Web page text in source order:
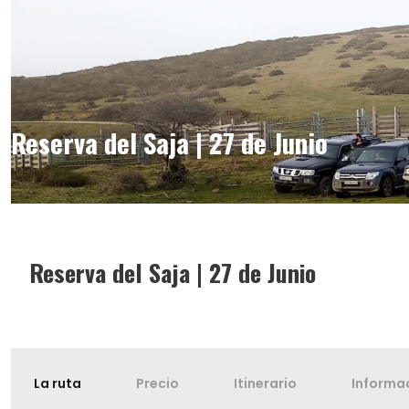
Reserva del Saja | 27 de Junio
Reserva del Saja | 27 de Junio
La ruta Precio Itinerario